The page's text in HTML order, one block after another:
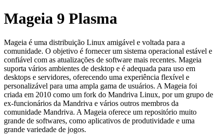
Mageia 9 Plasma
Mageia é uma distribuição Linux amigável e voltada para a
comunidade. O objetivo é fornecer um sistema operacional estável e
confiável com as atualizações de software mais recentes. Mageia
suporta vários ambientes de desktop e é adequada para uso em
desktops e servidores, oferecendo uma experiência flexível e
personalizável para uma ampla gama de usuários. A Mageia foi
criada em 2010 como um fork do Mandriva Linux, por um grupo de
ex-funcionários da Mandriva e vários outros membros da
comunidade Mandriva. A Mageia oferece um repositório muito
grande de softwares, como aplicativos de produtividade e uma
grande variedade de jogos.